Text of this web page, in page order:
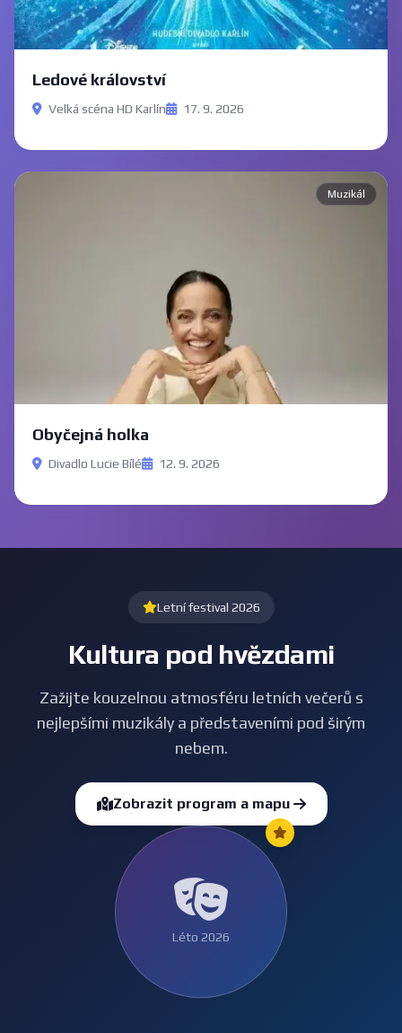
Ledové království
Velká scéna HD Karlín 17. 9. 2026
Muzikál
Obyčejná holka
Divadlo Lucie Bílé 12. 9. 2026
Letní festival 2026
Kultura pod hvězdami
Zažijte kouzelnou atmosféru letních večerů s
nejlepšími muzikály a představeními pod širým
nebem.
Zobrazit program a mapu
Léto 2026